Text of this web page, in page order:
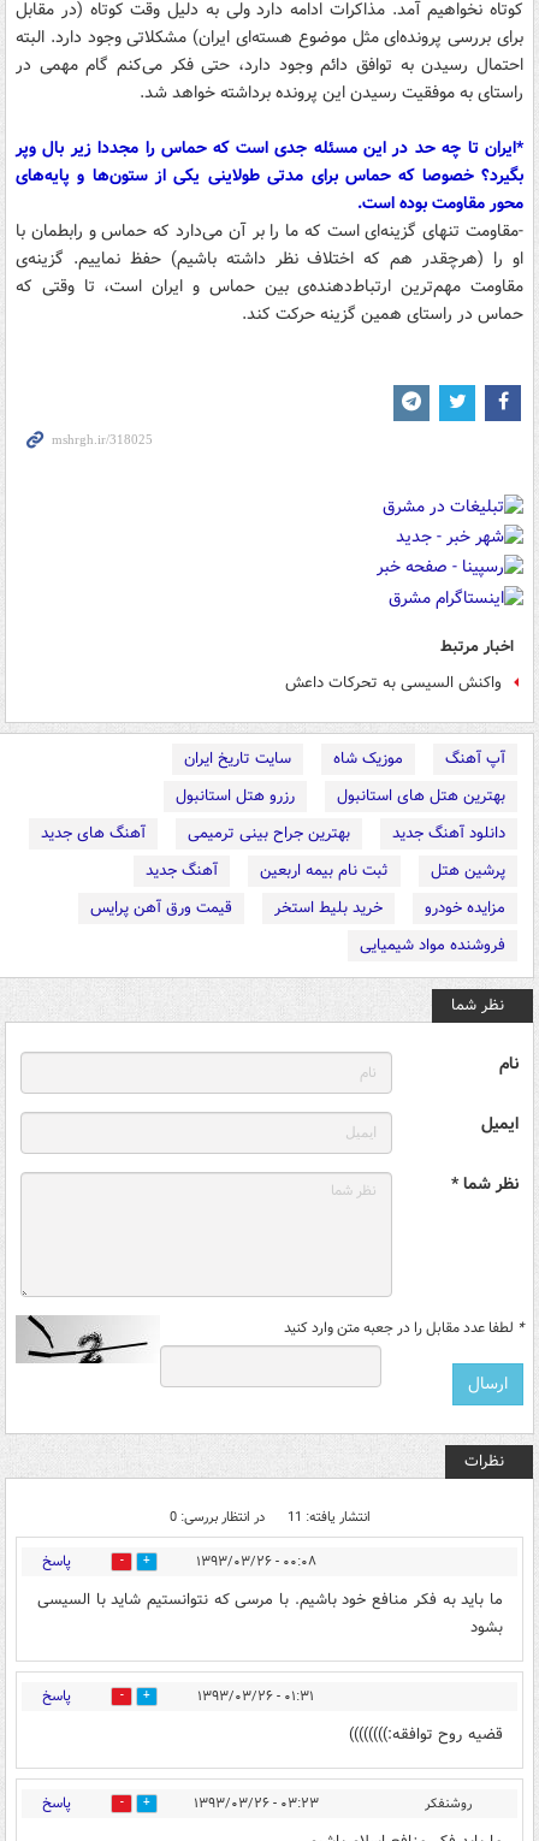
کوتاه نخواهیم آمد. مذاکرات ادامه دارد ولی به دلیل وقت کوتاه (در مقابل
برای بررسی پرونده‌ای مثل موضوع هسته‌ای ایران) مشکلاتی وجود دارد. البته
احتمال رسیدن به توافق دائم وجود دارد، حتی فکر می‌کنم گام مهمی در
راستای به موفقیت رسیدن این پرونده برداشته خواهد شد.
*ایران تا چه حد در این مسئله جدی است که حماس را مجددا زیر بال وپر
بگیرد؟ خصوصا که حماس برای مدتی طولاینی یکی از ستون‌ها و پایه‌های
محور مقاومت بوده است.
-مقاومت تنهای گزینه‌ای است که ما را بر آن می‌دارد که حماس و رابطمان با
او را (هرچقدر هم که اختلاف نظر داشته باشیم) حفظ نماییم. گزینه‌ی
مقاومت مهم‌ترین ارتباط‌دهنده‌ی بین حماس و ایران است، تا وقتی که
حماس در راستای همین گزینه حرکت کند.
اخبار مرتبط
واکنش السیسی به تحرکات داعش
آپ آهنگ موزیک شاه
سایت تاریخ ایران
بهترین هتل های استانبول
رزرو هتل استانبول
دانلود آهنگ جدید
بهترین جراح بینی ترمیمی
آهنگ های جدید
پرشین هتل
ثبت نام بیمه اربعین
آهنگ جدید
مزایده خودرو
خرید بلیط استخر
قیمت ورق آهن پرایس
فروشنده مواد شیمیایی
نظر شما
نام
ایمیل
نظر شما *
* لطفا عدد مقابل را در جعبه متن وارد کنید
نظرات
انتشار یافته: 11 در انتظار بررسی: 0
۰۰:۰۸ - ۱۳۹۳/۰۳/۲۶ 0 پاسخ
ما باید به فکر منافع خود باشیم. با مرسی که نتوانستیم شاید با السیسی
بشود
۰۱:۳۱ - ۱۳۹۳/۰۳/۲۶ 0 پاسخ
قضیه روح توافقه:))))))))
روشنفکر ۰۳:۲۳ - ۱۳۹۳/۰۳/۲۶ 0 پاسخ